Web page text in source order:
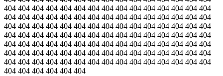
404 404 404 404 404 404 404 404 404 404 404 404 404 404 404
404 404 404 404 404 404 404 404 404 404 404 404 404 404 404
404 404 404 404 404 404 404 404 404 404 404 404 404 404 404
404 404 404 404 404 404 404 404 404 404 404 404 404 404 404
404 404 404 404 404 404 404 404 404 404 404 404 404 404 404
404 404 404 404 404 404 404 404 404 404 404 404 404 404 404
404 404 404 404 404 404 404 404 404 404 404 404 404 404 404
404 404 404 404 404 404